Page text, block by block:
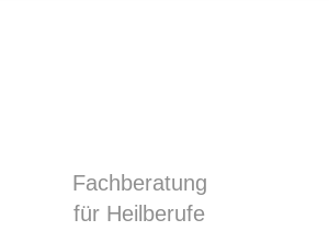
Fach­beratung
für Heil­berufe